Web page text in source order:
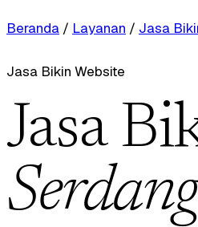
Beranda / Layanan / Jasa
Jasa Bikin Website
Jasa
Serdang